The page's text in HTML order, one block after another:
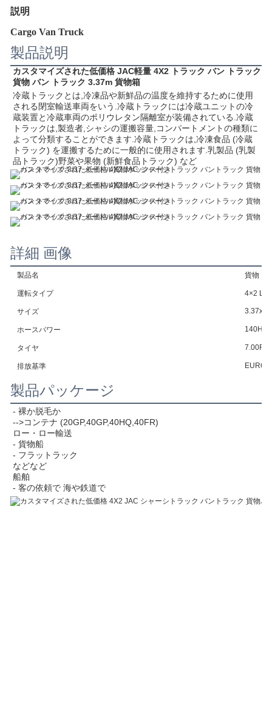
説明
Cargo Van Truck
製品説明
カスタマイズされた低価格 JAC軽量 4X2 トラック バン トラック
貨物 バン トラック 3.37m 貨物箱
冷蔵トラックとは,冷凍品や新鮮品の温度を維持するために使用
される閉室輸送車両をいう.冷蔵トラックには冷蔵ユニットの冷
蔵装置と冷蔵車両のポリウレタン隔離室が装備されている.冷蔵
トラックは,製造者,シャシの運搬容量,コンパートメントの種類に
よって分類することができます.冷蔵トラックは,冷凍食品 (冷蔵
トラック) を運搬するために一般的に使用されます.乳製品 (乳製
品トラック)野菜や果物 (新鮮食品トラック) など
詳細 画像
製品名 貨物ト
運転タイプ 4×2
サイズ
ホースパワー 140HP
タイヤ
排放基準 EUR6/5
製品パッケージ
- 裸か脱毛か
-->コンテナ (20GP,40GP,40HQ,40FR)
ロー・ロー輸送
- 貨物船
- フラットラック
などなど
船舶
- 客の依頼で 海や鉄道で